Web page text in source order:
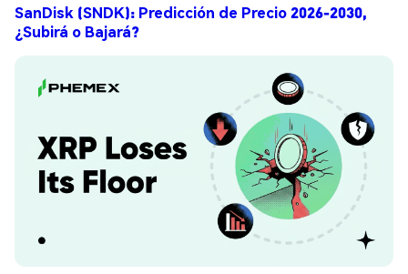
SanDisk (SNDK): Predicción de Precio 2026-2030,
¿Subirá o Bajará?